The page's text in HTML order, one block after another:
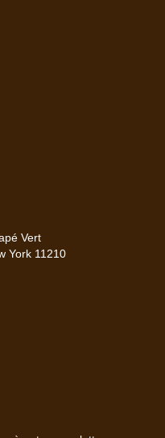
Vert
York 11210